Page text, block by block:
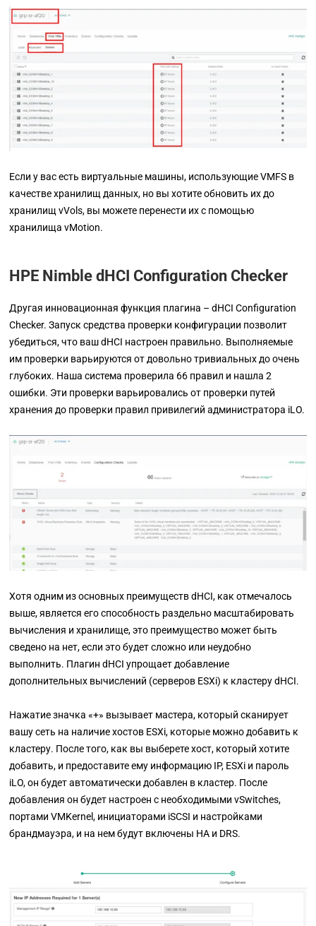
Если у вас есть виртуальные машины, использующие VMFS в
качестве хранилищ данных, но вы хотите обновить их до
хранилищ vVols, вы можете перенести их с помощью
хранилища vMotion.
HPE Nimble dHCI Configuration Checker
Другая инновационная функция плагина – dHCI Configuration
Checker. Запуск средства проверки конфигурации позволит
убедиться, что ваш dHCI настроен правильно. Выполняемые
им проверки варьируются от довольно тривиальных до очень
глубоких. Наша система проверила 66 правил и нашла 2
ошибки. Эти проверки варьировались от проверки путей
хранения до проверки правил привилегий администратора iLO.
Хотя одним из основных преимуществ dHCI, как отмечалось
выше, является его способность раздельно масштабировать
вычисления и хранилище, это преимущество может быть
сведено на нет, если это будет сложно или неудобно
выполнить. Плагин dHCI упрощает добавление
дополнительных вычислений (серверов ESXi) к кластеру dHCI.
Нажатие значка«+» вызывает мастера, который сканирует
вашу сеть на наличие хостов ESXi, которые можно добавить к
кластеру. После того, как вы выберете хост, который хотите
добавить, и предоставите ему информацию IP, ESXi и пароль
iLO, он будет автоматически добавлен в кластер. После
добавления он будет настроен с необходимыми vSwitches,
портами VMKernel, инициаторами iSCSI и настройками
брандмауэра, и на нем будут включены HA и DRS.